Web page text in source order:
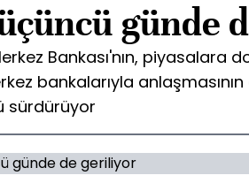
günde
Bankası'nın, piyasalara
bankalarıyla
sürdürüyor